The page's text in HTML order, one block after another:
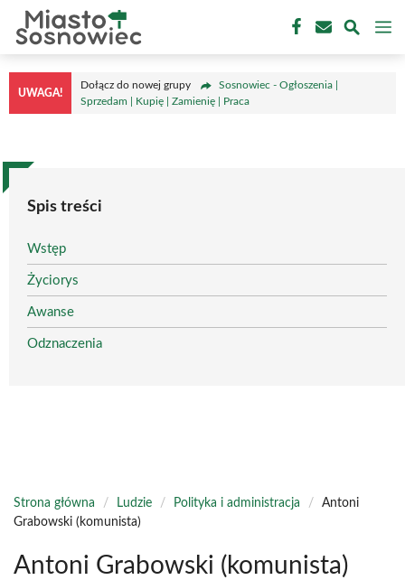
Przejdź
treści
UWAGA!
Dołącz do nowej grupy
Sosnowiec - Ogłoszenia |
Sprzedam | Kupię | Zamienię | Praca
Spis treści
Wstęp
Życiorys
Awanse
Odznaczenia
Strona główna / Ludzie / Polityka i administracja /
Antoni
Grabowski (komunista)
Antoni Grabowski (komunista)